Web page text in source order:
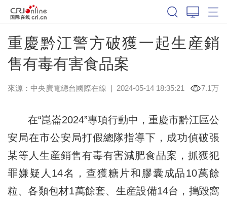
重慶黔江警方破獲一起生産銷
售有毒有害食品案
來源：中央廣電總台國際在線 | 2024-05-14 18:35:21 7.1万
在“崑崙2024”專項行動中，重慶市黔江區公
安局在市公安局打假總隊指導下，成功偵破張
某等人生産銷售有毒有害減肥食品案，抓獲犯
罪嫌疑人14名，查獲糖片和膠囊成品10萬餘
粒、各類包材1萬餘套、生産設備14台，搗毀窩